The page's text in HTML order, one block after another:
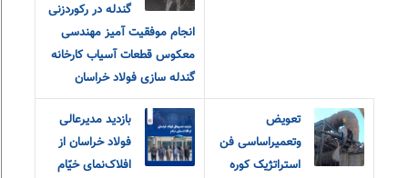
گندله در رکوردزنی
انجام موفقیت آمیز مهندسی
معکوس قطعات آسیاب کارخانه
گندله سازی فولاد خراسان
تعویض
وتعمیراساسی فن
استراتژیک کوره
بازدید مدیرعالی
فولاد خراسان از
افلاک‌نمای خیّام